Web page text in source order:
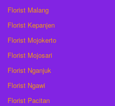
Florist Malang
Florist Kepanjen
Florist Mojokerto
Florist Mojosari
Florist Nganjuk
Florist Ngawi
Florist Pacitan